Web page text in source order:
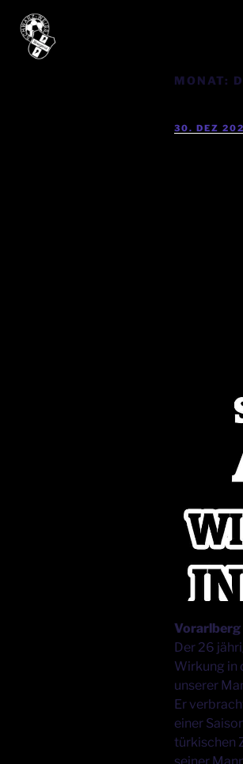
MONAT:
30. DEZ
Der 26
Wirkung in
unserer
Er
einer
türkischen